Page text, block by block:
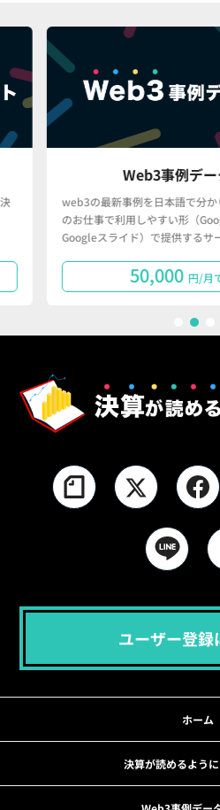
KPIデータ
「KPIデータベース」とは、日
で開示される決算情報・KPI情
タベースへの閲覧権限を付与す
110,000 円/
ユーザー登録
ホーム
決算が読めるよう